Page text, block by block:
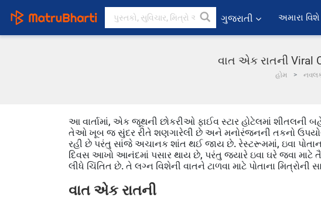
ગુજરાતી અમારા વિશે
વાત એક રાતની Viral
હોમ
આ વાર્તામાં, એક જૂથની છોકરીઓ ફાઈવ સ્ટાર હોટેલમાં શીતલની
તેઓ ખૂબ જ સુંદર રીતે શણગારેલી છે અને મનોરંજનની તકનો
રહી છે પરંતુ સાંજે અચાનક શાંત થઈ જાય છે. રેસ્ટરૂમમાં, ઇવા
દિવસ આખો આનંદમાં પસાર થાય છે, પરંતુ જ્યારે ઇવા ઘરે જવા માટે
લીધે ચિંતિત છે. તે લગ્ન વિશેની વાતને ટાળવા માટે પોતાના મિત્રોની
વાત એક રાતની